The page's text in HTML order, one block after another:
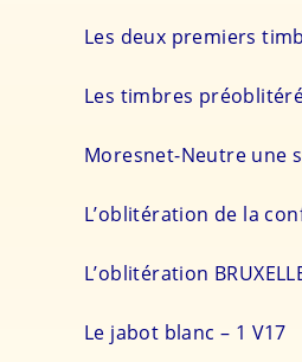
Les deux premiers
Les timbres
Moresnet-Neutre une
L’oblitération de la
L’oblitération
Le jabot blanc – 1 V17